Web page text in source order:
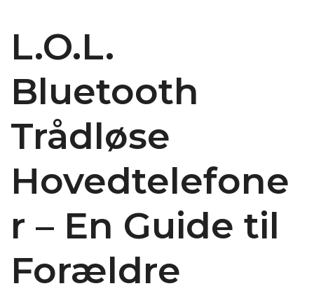
L.O.L.
Bluetooth
Trådløse
Hovedtelefone
r – En Guide til
Forældre